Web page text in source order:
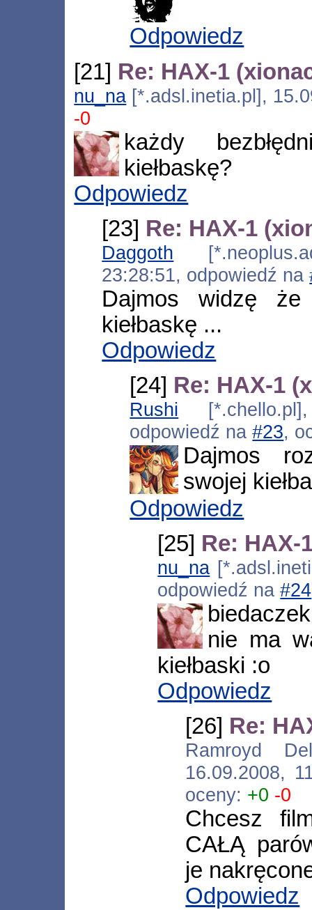
Odpowiedz
[21] Re: HAX-1
nu_na [*.adsl.inetia.pl],
-0
każdy
kiełbaskę?
Odpowiedz
[23] Re: HAX-1
Daggoth
23:28:51, odpowiedź na
Dajmos widzę że
kiełbaskę ...
Odpowiedz
[24] Re: HAX-1
Rushi
odpowiedź na#23,
Dajmos
swojej
Odpowiedz
[25] Re: HAX-
nu_na
odpowiedź na#24
nie ma
kiełbaski :o
Odpowiedz
[26] Re:
Ramroyd
16.09.2008,
oceny: +0 -0
Chcesz
CAŁĄ
je
Odpowiedz